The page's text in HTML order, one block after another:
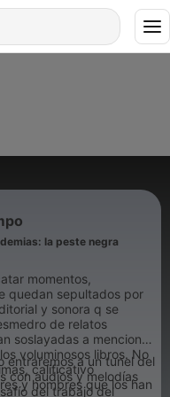
la peste negra
momentos,
quedan sepultados por
y sonora q se
de relatos
soslayadas a menciones
voluminosos libros. No
calificativo
y hombres que los han
a un tunel del
con audios y melodías
del trabajo del